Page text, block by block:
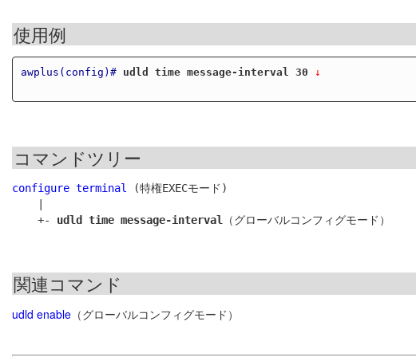
使用例
awplus(config)# udld time message-interval 30 ↓
コマンドツリー
configure terminal
(特権EXECモード)
    +-
udld time message-interval
関連コマンド
udld enable （グローバルコンフィグモード）